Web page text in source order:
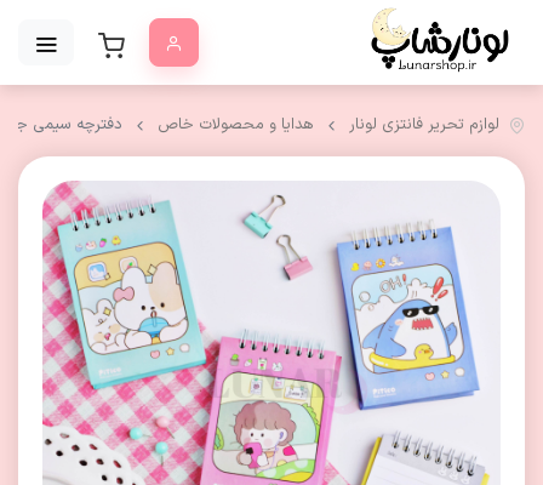
لوازم تحریر فانتزی لونار هدایا و محصولات خاص دفترچه سیمی